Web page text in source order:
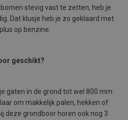
stevig vast te zetten, heb je
Dat klusje heb je zo geklaard met
op benzine.
geschikt?
gaten in de grond tot wel 800 mm
om makkelijk palen, hekken of
deze grondboor horen ook nog 3